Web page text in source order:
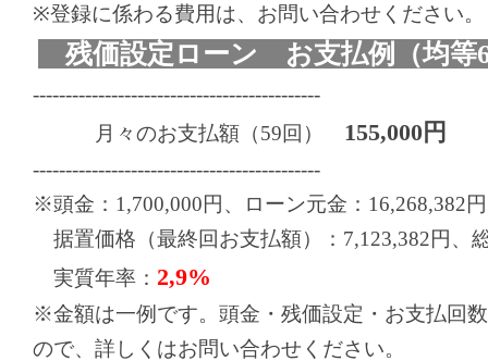
※登録に係わる費用は、お問い合わせください。
残価設定ローン お支払例（均等
--------------------------------------------
月々のお支払額（59回） 155,000円
--------------------------------------------
※頭金：1,700,000円、ローン元金：16,268,382円
据置価格（最終回お支払額）：7,123,382円、
実質年率： 2,9%
※金額は一例です。頭金・残価設定・お支払回
ので、詳しくはお問い合わせください。